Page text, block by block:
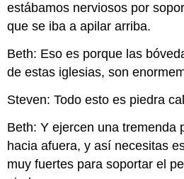
estábamos nerviosos por
que se iba a apilar arriba.
Beth: Eso es porque las
de estas iglesias, son
Steven: Todo esto es piedra
Beth: Y ejercen una tremenda
hacia afuera, y así necesitas
muy fuertes para soportar el